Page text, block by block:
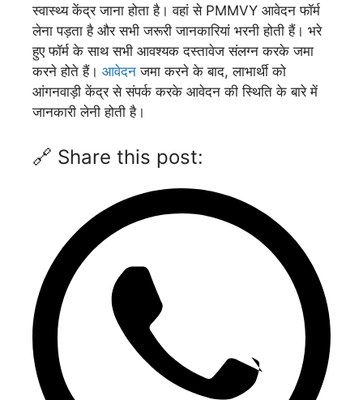
स्वास्थ्य केंद्र जाना होता है। वहां से PMMVY आवेदन फॉर्म
लेना पड़ता है और सभी जरूरी जानकारियां भरनी होती हैं। भरे
हुए फॉर्म के साथ सभी आवश्यक दस्तावेज संलग्न करके जमा
करने होते हैं। आवेदन जमा करने के बाद, लाभार्थी को
आंगनवाड़ी केंद्र से संपर्क करके आवेदन की स्थिति के बारे में
जानकारी लेनी होती है।
🔗 Share this post: